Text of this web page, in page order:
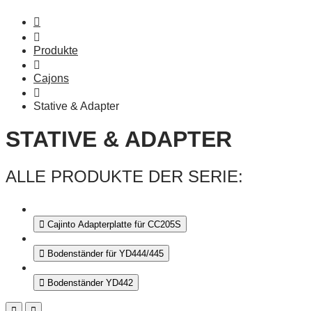
Produkte
Cajons
Stative & Adapter
STATIVE & ADAPTER
ALLE PRODUKTE DER SERIE:
Cajinto Adapterplatte für CC205S
Bodenständer für YD444/445
Bodenständer YD442